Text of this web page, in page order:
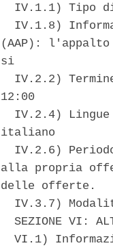
IV.1.1) Tipo
IV.1.8)
(AAP):
si
IV.2.2)
12:00
IV.2.4)
italiano
IV.2.6)
alla propria
delle offerte.
IV.3.7)
SEZIONE VI:
VI.1)